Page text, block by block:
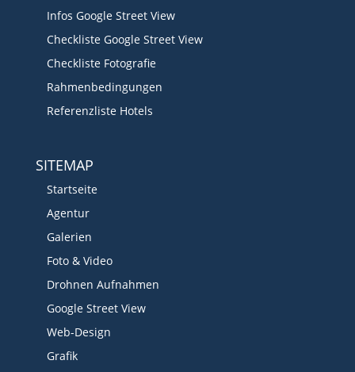
Infos Google Street View
Checkliste Google Street View
Checkliste Fotografie
Rahmenbedingungen
Referenzliste Hotels
SITEMAP
Startseite
Agentur
Galerien
Foto & Video
Drohnen Aufnahmen
Google Street View
Web-Design
Grafik